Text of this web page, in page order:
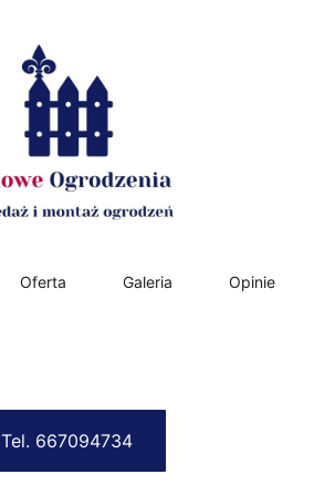
Oferta Galeria Opinie
Tel. 667094734